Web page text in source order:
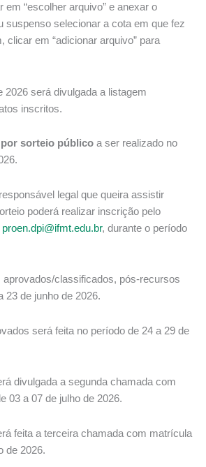
em “escolher arquivo” e anexar o
suspenso selecionar a cota em que fez
clicar em “adicionar arquivo” para
2026 será divulgada a listagem
inscritos.
por sorteio público a ser realizado no
legal que queira assistir
poderá realizar inscrição pelo
proen.dpi@ifmt.edu.br, durante o período
aprovados/classificados, pós-recursos
23 de junho de 2026.
será feita no período de 24 a 29 de
divulgada a segunda chamada com
03 a 07 de julho de 2026.
feita a terceira chamada com matrícula
de 2026.